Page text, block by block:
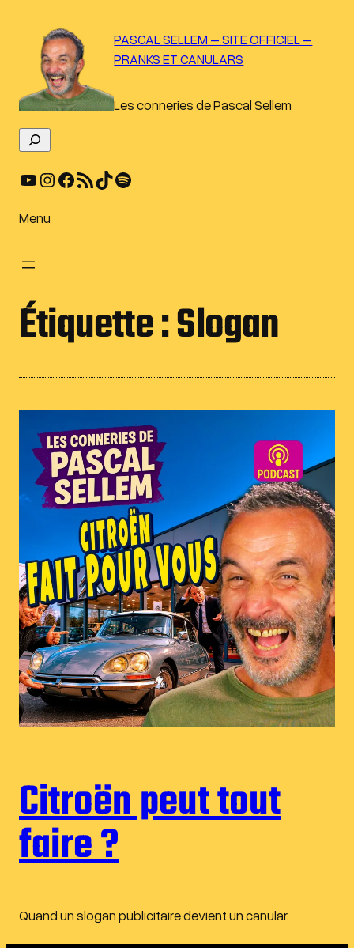
contenu
PASCAL SELLEM – SITE OFFICIEL –
PRANKS ET CANULARS
Les conneries de Pascal Sellem
e
c
e
YouTube Instagram Facebook Flux RSS TikTok Spotify
Menu
Étiquette :Slogan
Citroën peut tout
faire ?
Quand un slogan publicitaire devient un canular